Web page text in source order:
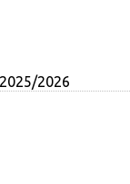
2026